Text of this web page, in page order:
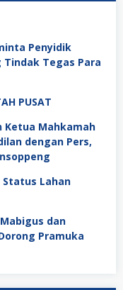
Penyidik
Tegas Para
PUSAT
Ketua Mahkamah
dengan Pers,
Status Lahan
dan
Pramuka